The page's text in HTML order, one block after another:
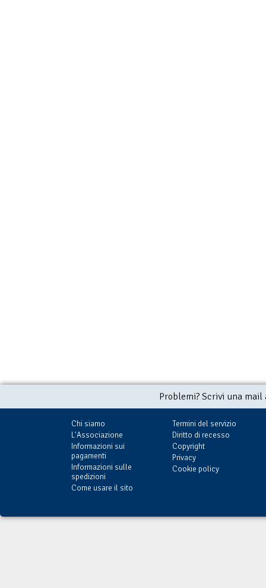
Problemi? Scrivi una
Chi siamo
L'Associazione
Informazioni sui
pagamenti
Informazioni sulle
spedizioni
Come usare il sito
Termini del servizio
Diritto di recesso
Copyright
Privacy
Cookie policy